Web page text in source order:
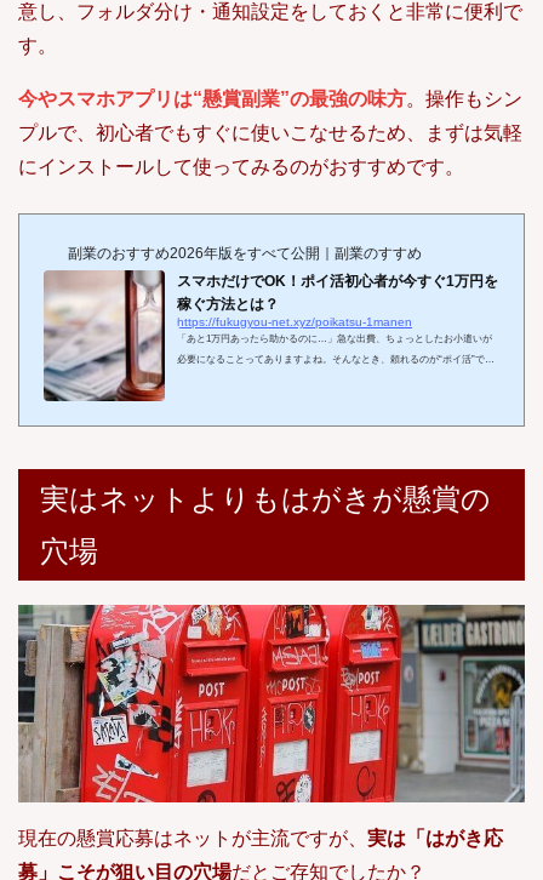
意し、フォルダ分け・通知設定をしておくと非常に便利で
す。
今やスマホアプリは“懸賞副業”の最強の味方。操作もシン
プルで、初心者でもすぐに使いこなせるため、まずは気軽
にインストールして使ってみるのがおすすめです。
副業のおすすめ2026年版をすべて公開｜副業のすすめ
スマホだけでOK！ポイ活初心者が今すぐ1万円を
稼ぐ方法とは？
https://fukugyou-net.xyz/poikatsu-1manen
「あと1万円あったら助かるのに…」急な出費、ちょっとしたお小遣いが
必要になることってありますよね。そんなとき、頼れるのが“ポイ活”で
実はネットよりもはがきが懸賞の
穴場
現在の懸賞応募はネットが主流ですが、 実は「はがき応
募」こそが狙い目の穴場だとご存知でしたか？